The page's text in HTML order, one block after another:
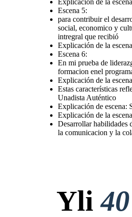
Explicación de escena: Samir habla sobre los archivos de gestión
sostenibilidad.
comunidad, identificando
necesidades y
basada en la formación
intregral que recibió
Escena 6:
Explicación de la escena: Samir continúa su introducción hablando de los
documentos de archivo
Explicación de la
Escena 5:
para contribuir el
social, economico y
intregral que recibió
Explicación de la
Escena 6:
En mi prueba de
formacion enel
Explicación de la
Estas características
Unadista Auténtico
Explicación de escena:
Explicación de la
Desarrollar habilidades
la comunicacion y la
Yli